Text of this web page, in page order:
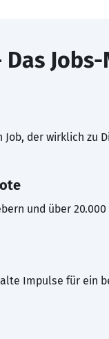
Das
Job, der wirklich zu
und über 20.000
Impulse für ein